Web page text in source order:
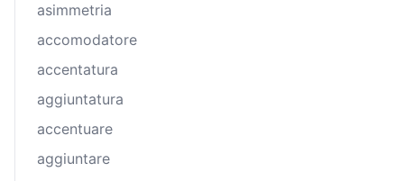
asimmetria
accomodatore
accentatura
aggiuntatura
accentuare
aggiuntare